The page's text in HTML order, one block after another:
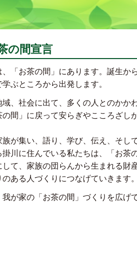
の間宣言
、「お茶の間」にあります。誕生か
ぶところから出発します。
、社会に出て、多くの人とのかか
間」に戻って安らぎやこころざし
族が集い、語り、学び、伝え、そし
掛川に住んでいる私たちは、「お茶
て、家族の団らんから生まれる財
のある人づくりにつなげていきます
が家の「お茶の間」づくりを広げ